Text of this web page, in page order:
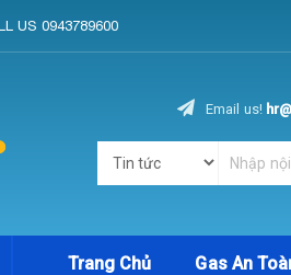
US 0943789600
Email us!
Trang Chủ Gas An